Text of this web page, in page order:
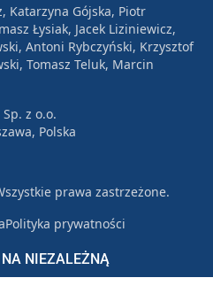
NIEZALEŻNĄ
Katarzyna Gójska, Piotr
Łysiak, Jacek Liziniewicz,
Antoni Rybczyński, Krzysztof
Tomasz Teluk, Marcin
z o.o.
Polska
prawa zastrzeżone.
Polityka prywatności